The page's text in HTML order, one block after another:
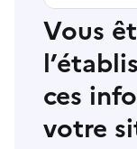
Vous
ces
votre